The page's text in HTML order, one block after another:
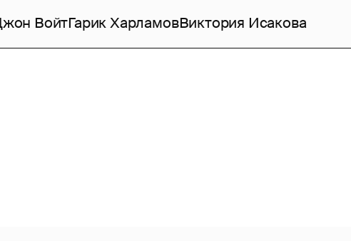
ВойтГарик ХарламовВиктория Исакова